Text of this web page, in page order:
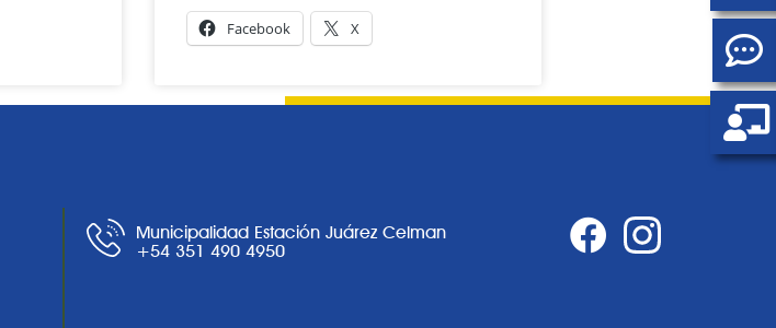
Facebook X
Municipalidad Estación Juárez Celman
+54 351 490 4950